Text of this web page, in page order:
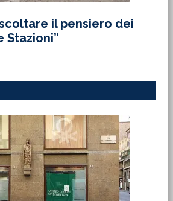
il pensiero dei
Stazioni”